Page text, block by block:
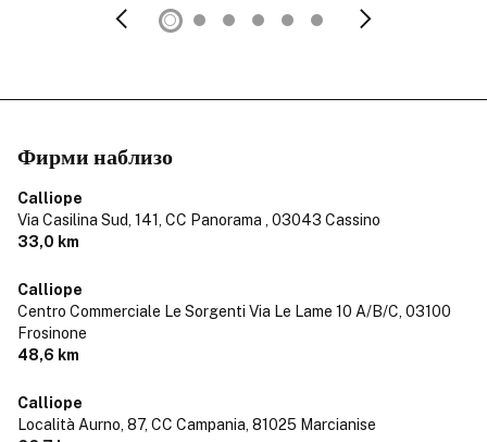
Фирми наблизо
Calliope
Via Casilina Sud, 141, CC Panorama ,
03043 Cassino
33,0 km
Calliope
Centro Commerciale Le Sorgenti Via Le Lame 10 A/B/C, 03100
Frosinone
48,6 km
Calliope
Località Aurno, 87, CC Campania, 81025 Marcianise